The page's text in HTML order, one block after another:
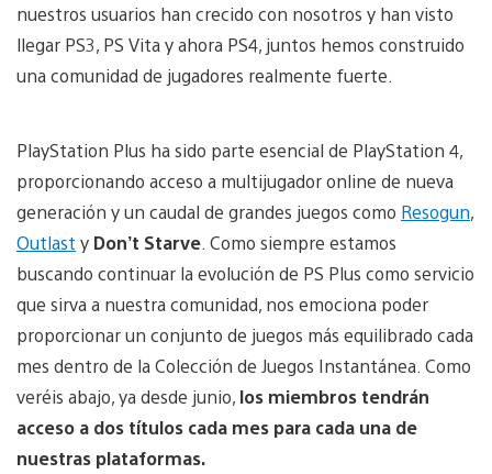
nuestros usuarios han crecido con nosotros y han visto
llegar PS3, PS Vita y ahora PS4, juntos hemos construido
una comunidad de jugadores realmente fuerte.
PlayStation Plus ha sido parte esencial de PlayStation 4,
proporcionando acceso a multijugador online de nueva
generación y un caudal de grandes juegos como Resogun,
Outlast y Don’t Starve . Como siempre estamos
buscando continuar la evolución de PS Plus como servicio
que sirva a nuestra comunidad, nos emociona poder
proporcionar un conjunto de juegos más equilibrado cada
mes dentro de la Colección de Juegos Instantánea. Como
veréis abajo, ya desde junio, los miembros tendrán
acceso a dos títulos cada mes para cada una de
nuestras plataformas.